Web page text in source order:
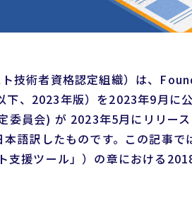
技術者資格認定組織）は、
下、2023年版）を2023年9月に
委員会) が 2023年5月にリリ
語訳したものです。この記事で
支援ツール」）の章における